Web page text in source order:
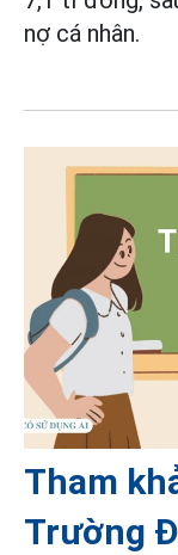
nợ cá nhân.
Tham
Trường